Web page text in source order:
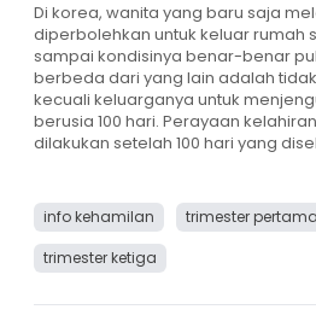
Di korea, wanita yang baru saja
diperbolehkan untuk keluar rumah
sampai kondisinya benar-benar
berbeda dari yang lain adalah
kecuali keluarganya untuk
berusia 100 hari. Perayaan
dilakukan setelah 100 hari yang
info kehamilan trimester pertama
trimester ketiga